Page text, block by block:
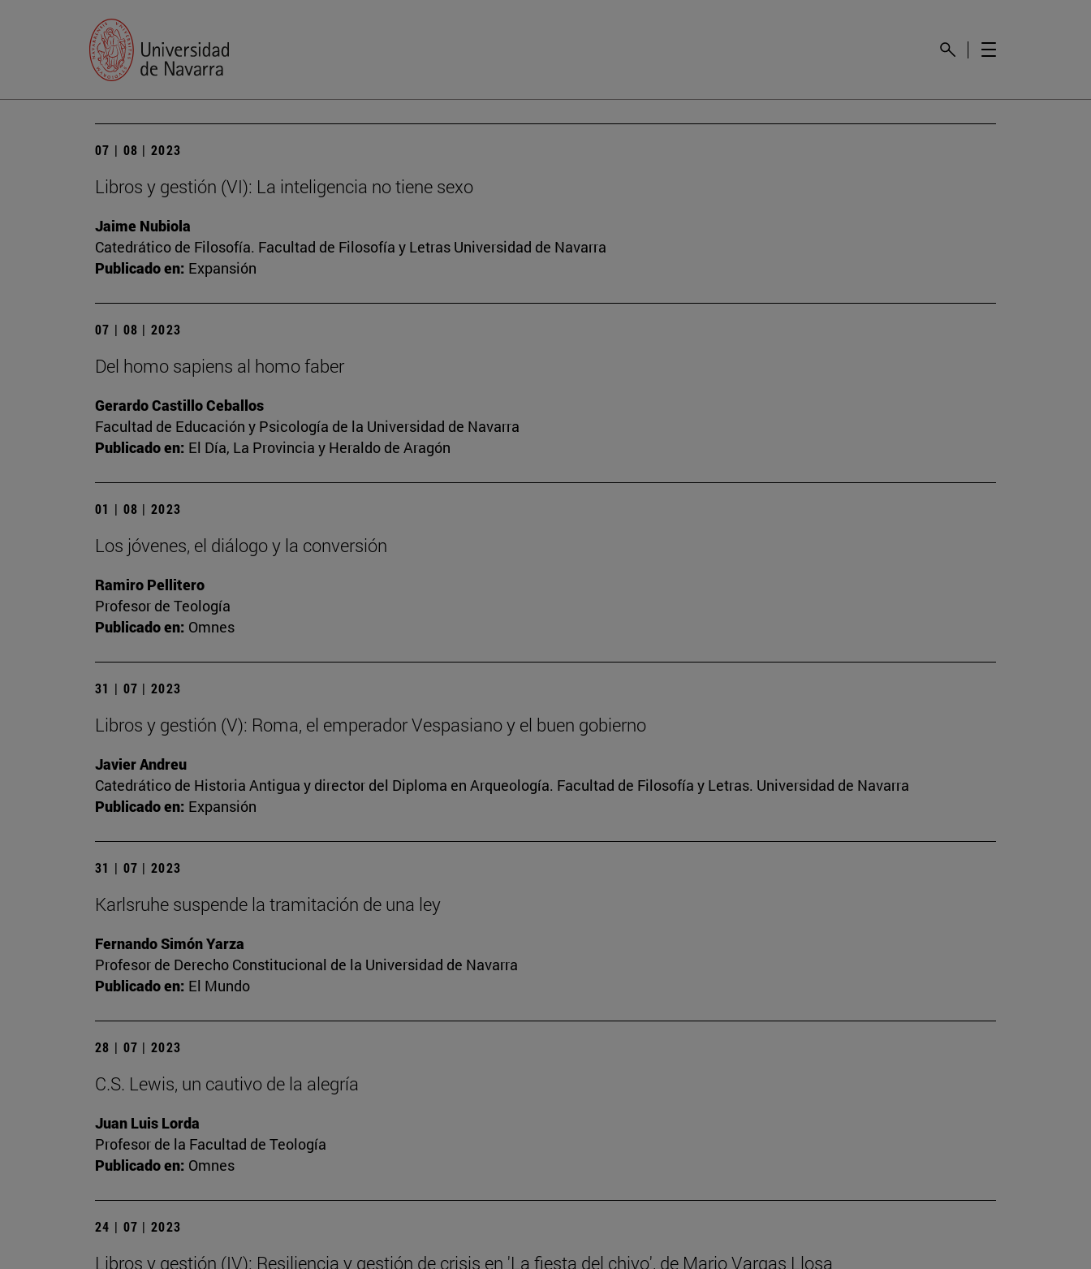
07 | 08 | 2023
Libros y gestión (VI): La inteligencia no tiene sexo
Jaime Nubiola
Catedrático de Filosofía. Facultad de Filosofía y Letras Universidad de Navarra
Publicado en: Expansión
07 | 08 | 2023
Del homo sapiens al homo faber
Gerardo Castillo Ceballos
Facultad de Educación y Psicología de la Universidad de Navarra
Publicado en: El Día, La Provincia y Heraldo de Aragón
01 | 08 | 2023
Los jóvenes, el diálogo y la conversión
Ramiro Pellitero
Profesor de Teología
Publicado en: Omnes
31 | 07 | 2023
Libros y gestión (V): Roma, el emperador Vespasiano y el buen gobierno
Javier Andreu
Catedrático de Historia Antigua y director del Diploma en Arqueología. Facultad de Filosofía y Letras. Universidad de Navarra
Publicado en: Expansión
31 | 07 | 2023
Karlsruhe suspende la tramitación de una ley
Fernando Simón Yarza
Profesor de Derecho Constitucional de la Universidad de Navarra
Publicado en: El Mundo
28 | 07 | 2023
C.S. Lewis, un cautivo de la alegría
Juan Luis Lorda
Profesor de la Facultad de Teología
Publicado en: Omnes
24 | 07 | 2023
Libros y gestión (IV): Resiliencia y gestión de crisis en 'La fiesta del chivo', de Mario Vargas Llosa